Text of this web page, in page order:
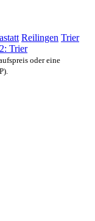
Reilingen
Trier
oder eine